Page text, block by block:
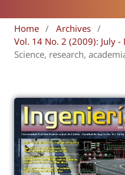
Home / Archives /
Vol. 14 No. 2 (2009): July -
Science, research,